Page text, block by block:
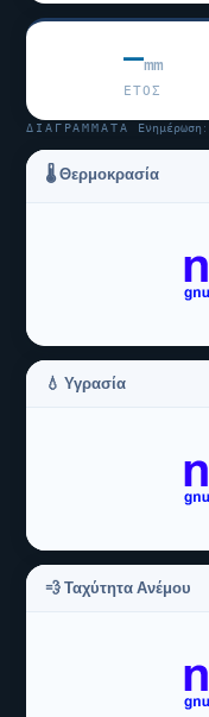
—mm
ΈΤΟΣ
ΔΙΑΓΡΆΜΜΑΤΑ
🌡 Θερμοκρασία
💧 Υγρασία
💨 Ταχύτητα Ανέμου